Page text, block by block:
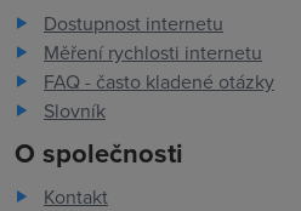
Dostupnost internetu
Měření rychlosti internetu
FAQ - často kladené otázky
Slovník
O společnosti
Kontakt